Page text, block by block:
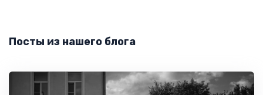
Посты из нашего блога